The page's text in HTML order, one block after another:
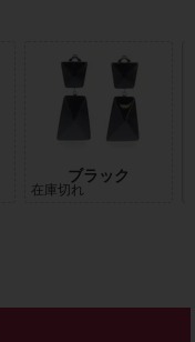
ブラック
在庫切れ